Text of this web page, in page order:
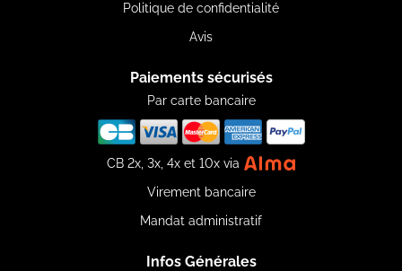
Politique de confidentialité
Avis
Paiements sécurisés
Par carte bancaire
CB 2x, 3x, 4x et 10x via
Virement bancaire
Mandat administratif
Infos Générales